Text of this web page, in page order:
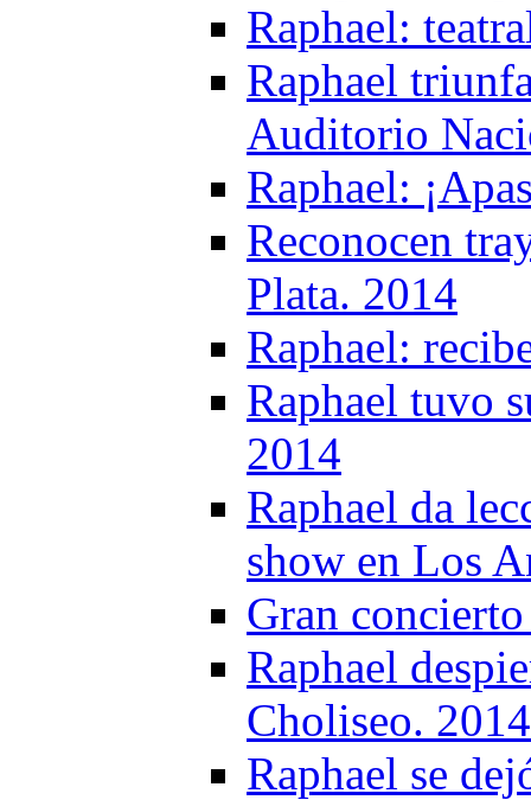
Raphael:
Raphael
Auditorio
Raphael:
Reconocen
Plata. 2014
Raphael:
Raphael tuvo
2014
Raphael da
show en Los
Gran
Raphael
Choliseo. 2014
Raphael se